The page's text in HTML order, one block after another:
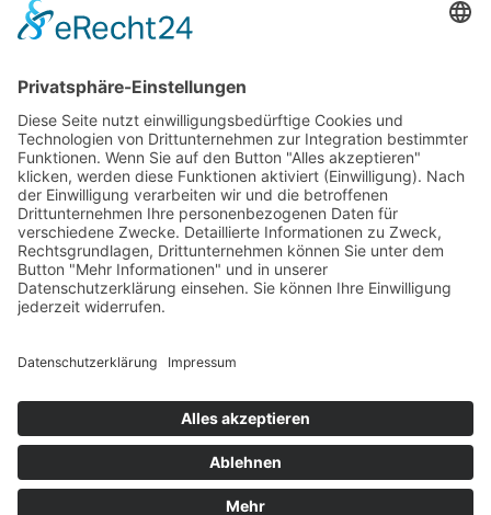
 powered by trend-media
Familie Gasser | Kirchweg 1
I- 39040 Natz-Schabs
Südtirol/Italien
 Anfahrt / Karte
Tel.
MwSt.-Nr.: IT01311910218